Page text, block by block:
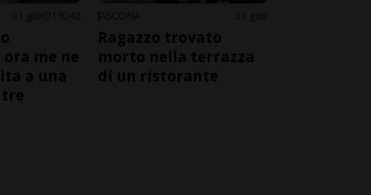
1 gior 19 42
me ne
a una
ASCONA 1 gior
Ragazzo trovato
morto nella terrazza
di un ristorante